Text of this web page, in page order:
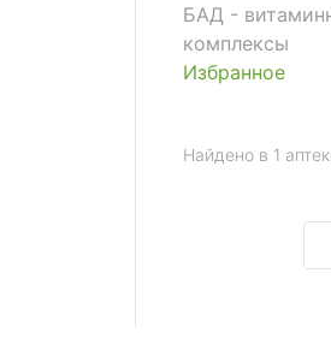
БАД -
комплексы
Избранное
Найдено в 1